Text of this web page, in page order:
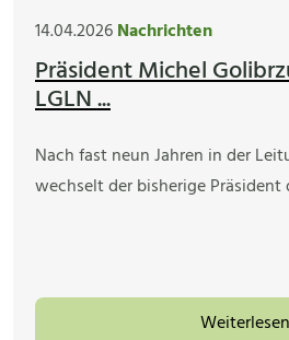
14.04.2026Nachrichten
Präsident Michel
LGLN ...
Nach fast neun Jahren in der
wechselt der bisherige Präsident
Weiterlesen